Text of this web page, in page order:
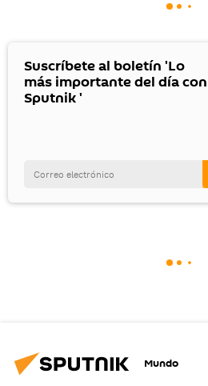
Suscríbete al boletín 'Lo
más importante del día con
Sputnik '
Mundo